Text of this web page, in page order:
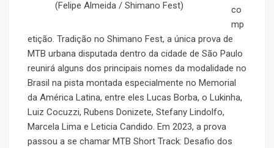
(Felipe Almeida / Shimano Fest)
co
mp
etição. Tradição no Shimano Fest, a única prova de
MTB urbana disputada dentro da cidade de São Paulo
reunirá alguns dos principais nomes da modalidade no
Brasil na pista montada especialmente no Memorial
da América Latina, entre eles Lucas Borba, o Lukinha,
Luiz Cocuzzi, Rubens Donizete, Stefany Lindolfo,
Marcela Lima e Leticia Candido. Em 2023, a prova
passou a se chamar MTB Short Track: Desafio dos